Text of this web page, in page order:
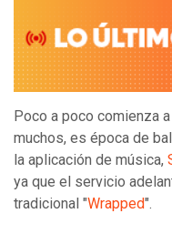
Poco a poco comienza
muchos, es época de
la aplicación de música,
ya que el servicio
tradicional "Wrapped".